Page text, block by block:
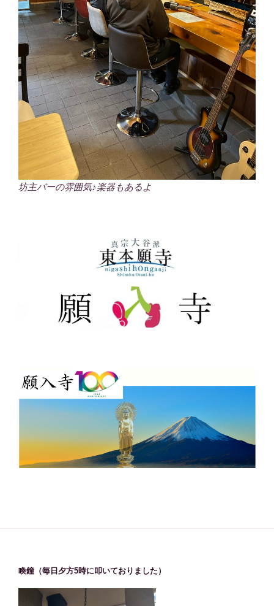
坊主バーの雰囲気♪楽器もあるよ
喚鐘（毎日夕方5時に叩いておりました）